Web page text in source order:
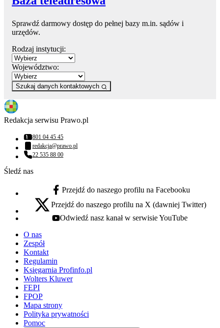
Sprawdź darmowy dostęp do pełnej bazy m.in. sądów i
urzędów.
Rodzaj instytucji:
Województwo:
Szukaj danych kontaktowych
Redakcja serwisu Prawo.pl
Numer telefonu:
801 04 45 45
Adres email:
redakcja@prawo.pl
Numer telefonu:
22 535 88 00
Śledź nas
facebook - otwiera się w nowej karcie
Przejdź do naszego profilu na Facebooku
x - otwiera się w nowej karcie
Przejdź do naszego profilu na X (dawniej Twitter)
youtube - otwiera się w nowej karcie
Odwiedź nasz kanał w serwisie YouTube
O nas
Zespół
Kontakt
Regulamin
Księgarnia Profinfo.pl
Wolters Kluwer
FEPI
FPOP
Mapa strony
Polityka prywatności
Pomoc